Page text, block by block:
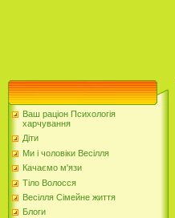
Ваш раціон Психологія
харчування
Діти
Ми і чоловіки Весілля
Качаємо м'язи
Тіло Волосся
Весілля Сімейне життя
Блоги